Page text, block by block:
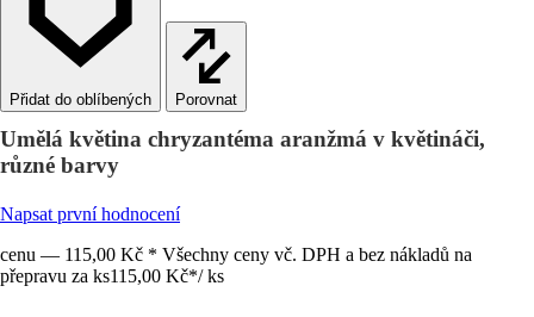
Porovnat
Umělá květina chryzantéma aranžmá v květináči,
různé barvy
Napsat první hodnocení
cenu — 115,00 Kč * Všechny ceny vč. DPH a bez nákladů na
přepravu za ks115,00 Kč*/ ks